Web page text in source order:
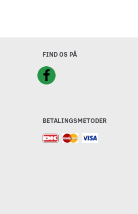
FIND OS PÅ
BETALINGSMETODER